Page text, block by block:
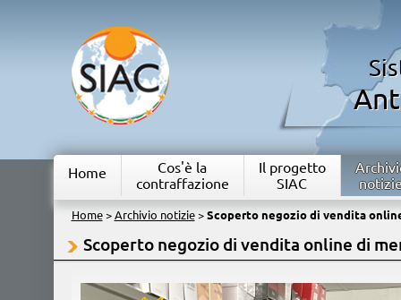
Home
Cos'è la
contraffazione
Il progetto
SIAC
Home> Archivio notizie> Scoperto negozio di vendita
Scoperto negozio di vendita online di